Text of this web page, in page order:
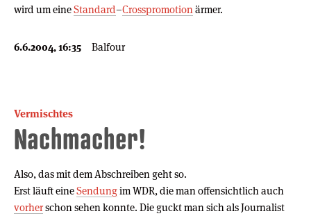
wird um eineStandard–Crosspromotion ärmer.
6.6.2004, 16:35 Balfour
Vermischtes
Nachmacher!
Also, das mit dem Abschreiben geht so.
Erst läuft eineSendungim WDR, die man offensichtlich auch
vorherschon sehen konnte. Die guckt man sich als Journalist